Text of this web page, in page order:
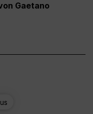
Gaetano